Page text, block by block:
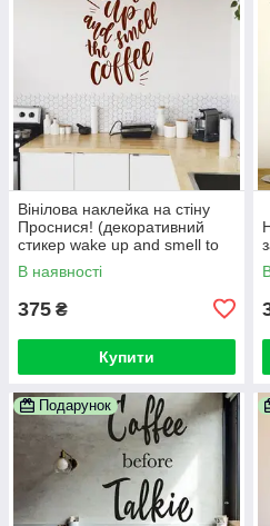
Вінілова наклейка на стіну
Проснися! (декоративний
стикер wake up and smell to
the coffee, запах кави)
В наявності
375 ₴
Купити
Подарунок